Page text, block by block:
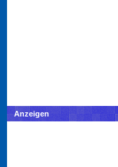
Anzeigen